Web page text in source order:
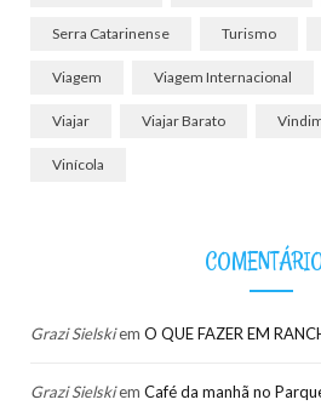
Serra Catarinense Turismo
Viagem Viagem Internacional
Viajar Viajar Barato
Vinícola
Grazi Sielskiem O QUE FAZER EM
Grazi Sielskiem Café da manhã no